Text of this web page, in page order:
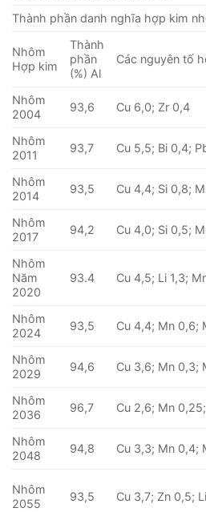
Thành phần danh nghĩa hợp kim
Nhôm
Hợp kim
Thành
phần
(%) Al
Các nguyên tố
Nhôm
2004
93,6 Cu 6,0; Zr 0,4
Nhôm
2011
93,7 Cu 5,5; Bi 0,4;
Nhôm
2014
93,5 Cu 4,4; Si 0,8;
Nhôm
2017
94,2 Cu 4,0; Si 0,5;
Nhôm
Năm
2020
93.4 Cu 4,5; Li 1,3;
Nhôm
2024
93,5 Cu 4,4; Mn 0,6;
Nhôm
2029
94,6 Cu 3,6; Mn 0,3;
Nhôm
2036
96,7 Cu 2,6; Mn
Nhôm
2048
94,8 Cu 3,3; Mn 0,4;
Nhôm
2055
93,5 Cu 3,7; Zn 0,5;